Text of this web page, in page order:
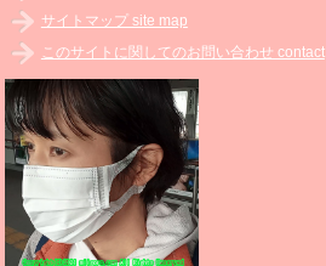
サイトマップ site map
このサイトに関してのお問い合わせ contact